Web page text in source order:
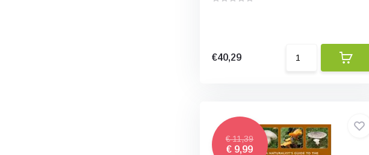
€40,29
€ 11,39
€ 9,99